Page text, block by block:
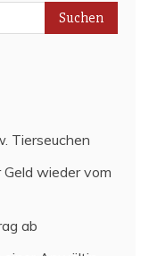
Tierseuchen
wieder vom
ab